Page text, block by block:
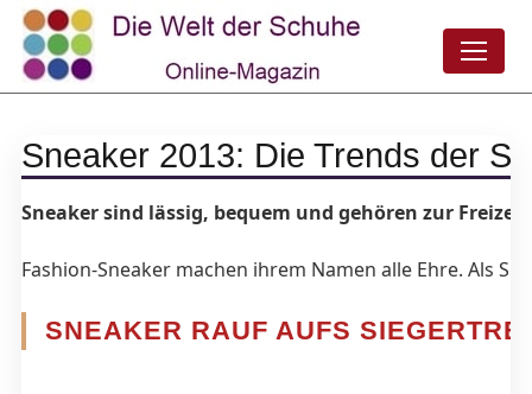
Sneaker 2013: Die Trends der
Sneaker sind lässig, bequem und gehören zur
Fashion-Sneaker machen ihrem Namen alle Ehre. Als
SNEAKER RAUF AUFS